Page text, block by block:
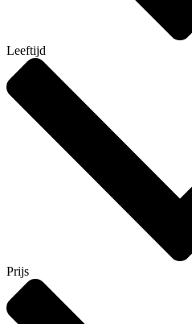
Leeftijd
Prijs